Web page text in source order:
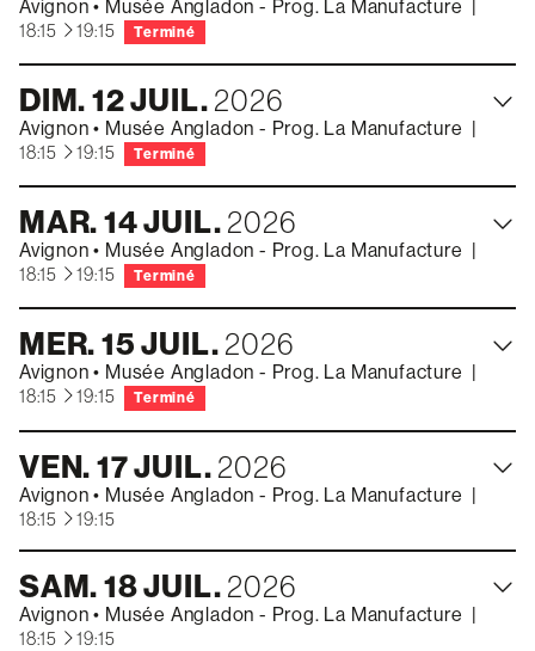
Avignon• Musée Angladon - Prog. La Manufacture |
18:15
à
19:15 Terminé
DIM.12JUIL.2026
Avignon• Musée Angladon - Prog. La Manufacture |
18:15
à
19:15 Terminé
MAR.14JUIL.2026
Avignon• Musée Angladon - Prog. La Manufacture |
18:15
à
19:15 Terminé
MER.15JUIL.2026
Avignon• Musée Angladon - Prog. La Manufacture |
18:15
à
19:15 Terminé
VEN.17JUIL.2026
Avignon• Musée Angladon - Prog. La Manufacture |
18:15
à
19:15
SAM.18JUIL.2026
Avignon• Musée Angladon - Prog. La Manufacture |
18:15
à
19:15